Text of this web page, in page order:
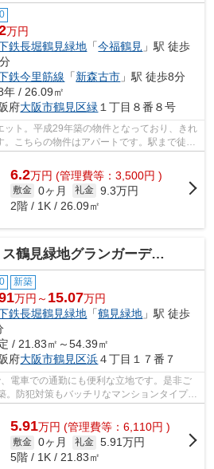
万円
鉄長堀鶴見緑地 「今福鶴見 」駅 徒歩
鉄今里筋線 「新森古市 」駅 徒歩8分
年 / 26.09㎡
府大阪市鶴見区緑 １丁目８番８号
ット。平成29年築の物件となっており、きれ
。こちらの物件はアパートです。駅まで徒歩
。物件...
6.2万円 (管理費等：3,500円 )
敷金 0ヶ月 礼金 9.3万円
2階 / 1K / 26.09㎡
鶴見緑地グランガーデリア
新築
万円～ 15.07万円
鉄長堀鶴見緑地 「鶴見緑地 」駅 徒歩
/ 21.83㎡～54.39㎡
府大阪市鶴見区浜４丁目１７番７
電車での通勤にも便利な立地です。是非ご
防犯対策もバッチリなマンションタイプの
物件です...
5.91万円 (管理費等：6,110円 )
敷金 0ヶ月 礼金 5.91万円
5階 / 1K / 21.83㎡